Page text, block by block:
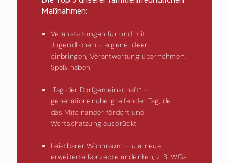
Maßnahmen:
Veranstaltungen für und mit
Jugendlichen – eigene Ideen
einbringen, Verantwortung übernehmen,
Spaß haben
„Tag der Dorfgemeinschaft“ –
generationenübergreifender Tag, der
das Miteinander fördert und
Wertschätzung ausdrückt
Leistbarer Wohnraum – u.a. neue,
erweiterte Konzepte andenken, z. B. WGs